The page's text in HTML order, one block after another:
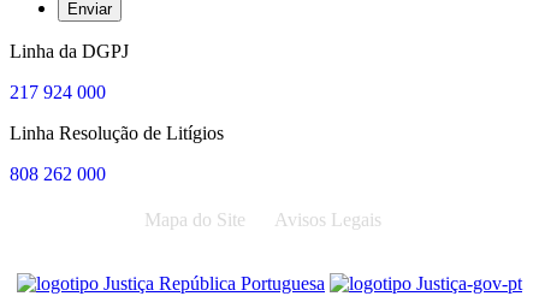
Linha da DGPJ
217 924 000
Linha Resolução de Litígios
808 262 000
Mapa do Site Avisos Legais